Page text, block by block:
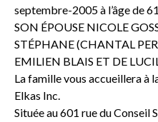
septembre-2005 à l’âge de
SON ÉPOUSE NICOLE
STÉPHANE (CHANTAL
EMILIEN BLAIS ET DE
La famille vous accueillera à
Elkas Inc.
Située au 601 rue du